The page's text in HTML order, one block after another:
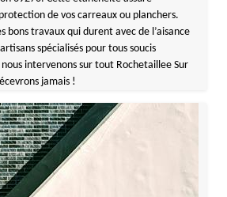
de vos carreaux ou planchers.
bons travaux qui durent avec de l’aisance
spécialisés pour tous soucis
intervenons sur tout Rochetaillee Sur
jamais !